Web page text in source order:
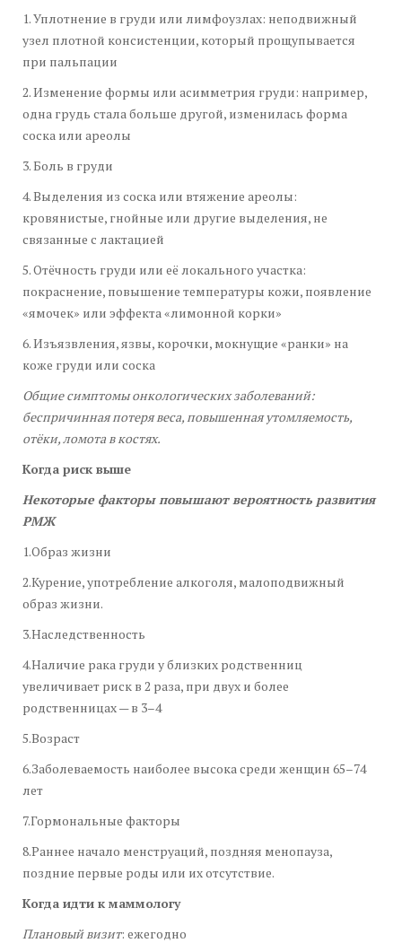
1. Уплотнение в груди или лимфоузлах: неподвижный
узел плотной консистенции, который прощупывается
при пальпации
2. Изменение формы или асимметрия груди: например,
одна грудь стала больше другой, изменилась форма
соска или ареолы
3. Боль в груди
4. Выделения из соска или втяжение ареолы:
кровянистые, гнойные или другие выделения, не
связанные с лактацией
5. Отёчность груди или её локального участка:
покраснение, повышение температуры кожи, появление
«ямочек» или эффекта «лимонной корки»
6. Изъязвления, язвы, корочки, мокнущие «ранки» на
коже груди или соска
Общие симптомы онкологических заболеваний:
беспричинная потеря веса, повышенная утомляемость,
отёки, ломота в костях.
Когда риск выше
Некоторые факторы повышают вероятность развития
РМЖ
1.Образ жизни
2.Курение, употребление алкоголя, малоподвижный
образ жизни.
3.Наследственность
4.Наличие рака груди у близких родственниц
увеличивает риск в 2 раза, при двух и более
родственницах — в 3–4
5.Возраст
6.Заболеваемость наиболее высока среди женщин 65–74
лет
7.Гормональные факторы
8.Раннее начало менструаций, поздняя менопауза,
поздние первые роды или их отсутствие.
Когда идти к маммологу
Плановый визит: ежегодно